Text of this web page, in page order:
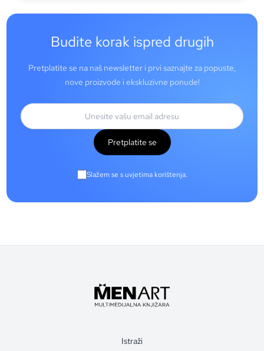
Budite korak ispred drugih
Pretplatite se na naš newsletter i prvi saznajte za popuste,
nove proizvode i ekskluzivne ponude!
Pretplatite se
Slažem se s uvjetima korištenja.
Istraži